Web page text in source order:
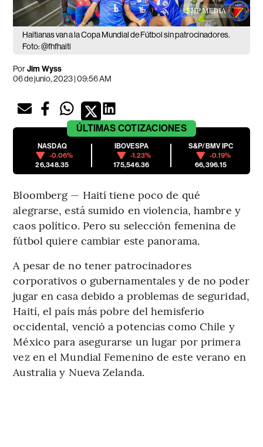
Haitianas van a la Copa Mundial de Fútbol sin patrocinadores.
Foto: @fhfhaiti
PorJim Wyss
06 de junio, 2023 | 09:56 AM
ÚLTIMAS COTIZACIONES
NASDAQ
-0.06%
26,348.35
IBOVESPA
-1.23%
175,546.36
S&P/BMV IPC
-0.19%
66,396.15
Bloomberg — Haití tiene poco de qué
alegrarse, está sumido en violencia, hambre y
caos político. Pero su selección femenina de
fútbol quiere cambiar este panorama.
A pesar de no tener patrocinadores
corporativos o gubernamentales y de no poder
jugar en casa debido a problemas de seguridad,
Haití, el país más pobre del hemisferio
occidental, venció a potencias como Chile y
México para asegurarse un lugar por primera
vez en el Mundial Femenino de este verano en
Australia y Nueva Zelanda.